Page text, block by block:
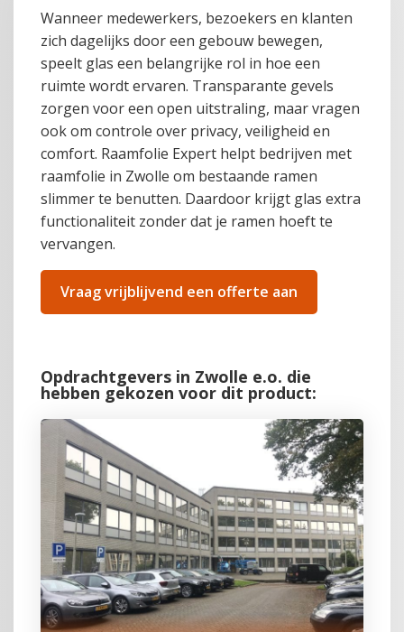
Wanneer medewerkers, bezoekers en klanten
zich dagelijks door een gebouw bewegen,
speelt glas een belangrijke rol in hoe een
ruimte wordt ervaren. Transparante gevels
zorgen voor een open uitstraling, maar vragen
ook om controle over privacy, veiligheid en
comfort. Raamfolie Expert helpt bedrijven met
raamfolie in Zwolle om bestaande ramen
slimmer te benutten. Daardoor krijgt glas extra
functionaliteit zonder dat je ramen hoeft te
vervangen.
Vraag vrijblijvend een offerte aan
Opdrachtgevers in Zwolle e.o. die
hebben gekozen voor dit product: